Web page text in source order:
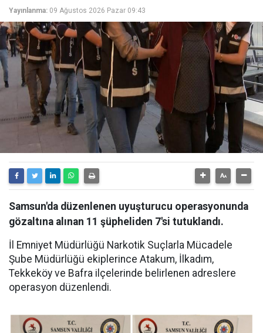
Yayınlanma: 09 Ağustos 2026 Pazar 09:43
Samsun'da düzenlenen uyuşturucu operasyonunda
gözaltına alınan 11 şüpheliden 7'si tutuklandı.
İl Emniyet Müdürlüğü Narkotik Suçlarla Mücadele
Şube Müdürlüğü ekiplerince Atakum, İlkadım,
Tekkeköy ve Bafra ilçelerinde belirlenen adreslere
operasyon düzenlendi.